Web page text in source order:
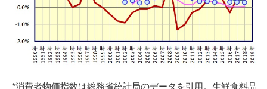
*消費者物価指数は総務省統計局のデータを引用。生鮮食料品